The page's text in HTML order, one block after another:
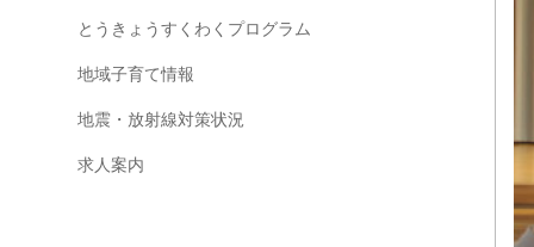
とうきょうすくわくプログラム
地域子育て情報
地震・放射線対策状況
求人案内